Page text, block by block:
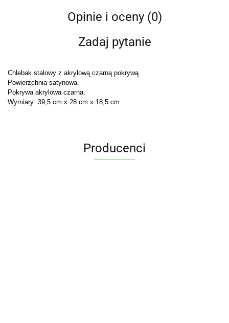
Opinie i oceny (0)
Zadaj pytanie
Chlebak stalowy z akrylową czarną pokrywą.
Powierzchnia satynowa.
Pokrywa akrylowa czarna.
Wymiary: 39,5 cm x 28 cm x 18,5 cm
Producenci